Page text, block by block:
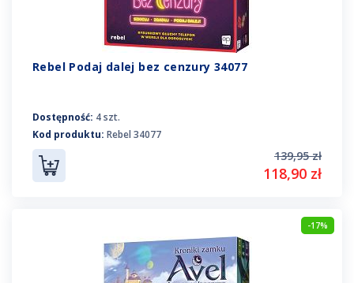
Rebel Podaj dalej bez cenzury 34077
Dostępność: 4 szt.
Kod produktu: Rebel 34077
139,95 zł
118,90 zł
-17%